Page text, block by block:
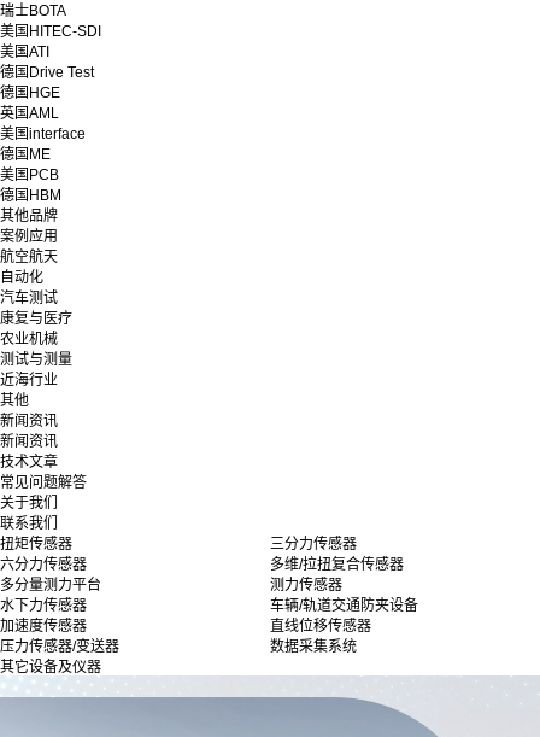
瑞士BOTA
美国HITEC-SDI
美国ATI
德国Drive Test
德国HGE
英国AML
美国interface
德国ME
美国PCB
德国HBM
其他品牌
案例应用
航空航天
自动化
汽车测试
康复与医疗
农业机械
测试与测量
近海行业
其他
新闻资讯
新闻资讯
技术文章
常见问题解答
关于我们
联系我们
扭矩传感器
三分力传感器
六分力传感器
多维/拉扭复合传感器
多分量测力平台
测力传感器
水下力传感器
车辆/轨道交通防夹设备
加速度传感器
直线位移传感器
压力传感器/变送器
数据采集系统
其它设备及仪器